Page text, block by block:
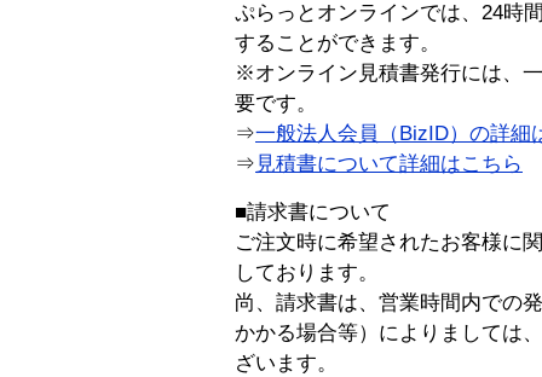
ぷらっとオンラインでは、24時
することができます。
※オンライン見積書発行には、
要です。
⇒一般法人会員（BizID）の詳細
⇒ 見積書について詳細はこちら
■請求書について
ご注文時に希望されたお客様に
しております。
尚、請求書は、営業時間内での
かかる場合等）によりましては
ざいます。